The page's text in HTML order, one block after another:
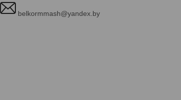
belkormmash@yandex.by